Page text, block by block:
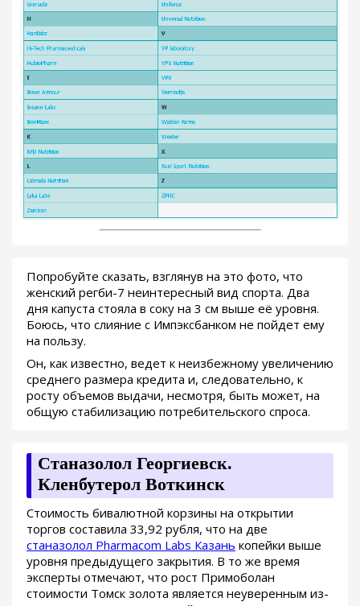
Попробуйте сказать, взглянув на это фото, что
женский регби-7 неинтересный вид спорта. Два
дня капуста стояла в соку на 3 см выше её уровня.
Боюсь, что слияние с Импэксбанком не пойдет ему
на пользу.
Он, как известно, ведет к неизбежному увеличению
среднего размера кредита и, следовательно, к
росту объемов выдачи, несмотря, быть может, на
общую стабилизацию потребительского спроса.
Станазолол Георгиевск.
Кленбутерол Воткинск
Стоимость бивалютной корзины на открытии
торгов составила 33,92 рубля, что на две
станазолол Pharmacom Labs Казань копейки выше
уровня предыдущего закрытия. В то же время
эксперты отмечают, что рост Примоболан
стоимости Томск золота является неуверенным из-